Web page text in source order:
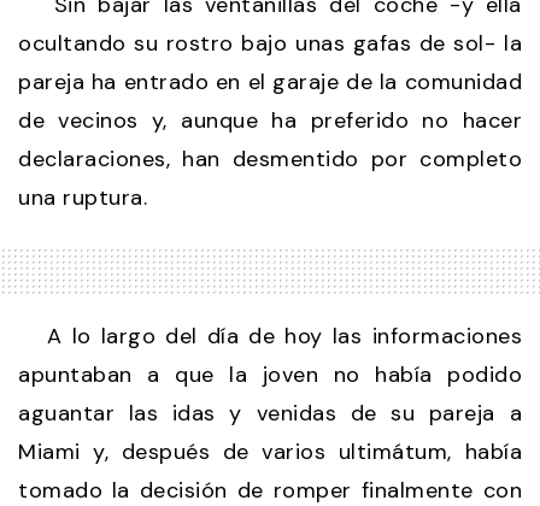
ocultando su rostro bajo unas gafas de sol- la
pareja ha entrado en el garaje de la comunidad
de vecinos y, aunque ha preferido no hacer
declaraciones, han desmentido por completo
una ruptura.
A lo largo del día de hoy las informaciones
apuntaban a que la joven no había podido
aguantar las idas y venidas de su pareja a
Miami y, después de varios ultimátum, había
tomado la decisión de romper finalmente con